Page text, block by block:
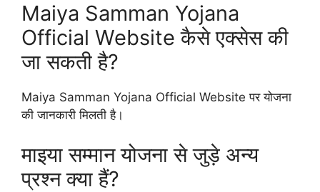
Maiya Samman Yojana
Official Website कैसे एक्सेस की
जा सकती है?
Maiya Samman Yojana Official Website पर योजना
की जानकारी मिलती है।
माइया सम्मान योजना से जुड़े अन्य
प्रश्न क्या हैं?